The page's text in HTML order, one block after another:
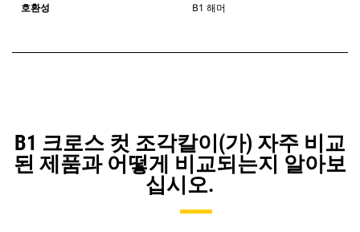
호환성 B1 해머
B1 크로스 컷 조각칼이(가) 자주 비교
된 제품과 어떻게 비교되는지 알아보
십시오.